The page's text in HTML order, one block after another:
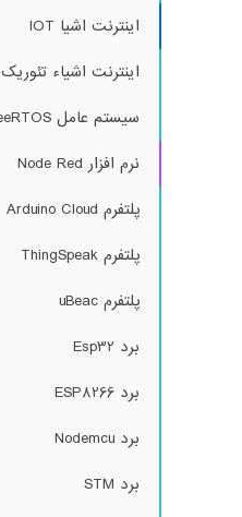
اینترنت اشیا IOT
اینترنت اشیاء تئوریک
سیستم عامل FreeRTOS
نرم افزار Node Red
پلتفرم Arduino Cloud
پلتفرم ThingSpeak
پلتفرم uBeac
برد Esp32
برد ESP8266
برد Nodemcu
برد STM